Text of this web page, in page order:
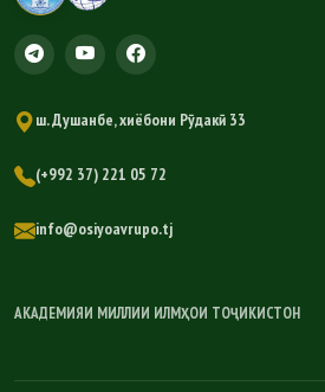
ш. Душанбе, хиёбони Рӯдакӣ 33
(+992 37) 221 05 72
info@osiyoavrupo.tj
АКАДЕМИЯИ МИЛЛИИ ИЛМҲОИ ТОҶИКИСТОН